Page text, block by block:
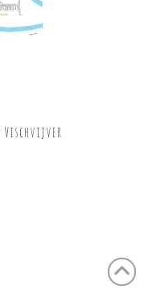
Vischvijver